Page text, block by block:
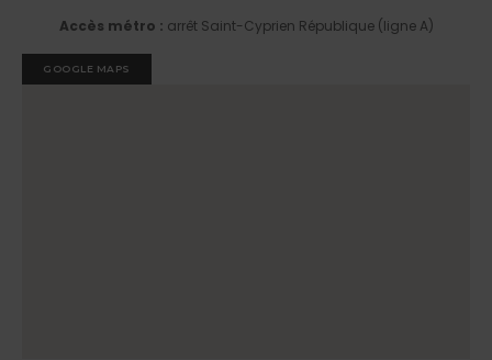
Accès métro : arrêt Saint-Cyprien République (ligne A)
GOOGLE MAPS